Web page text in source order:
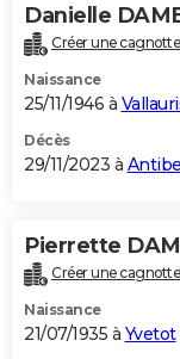
Danielle
Créer une
Naissance
25/11/1946 à
Décès
29/11/2023 à
Pierrette
Créer une
Naissance
21/07/1935 à Yvetot